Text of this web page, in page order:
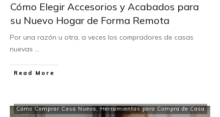
Cómo Elegir Accesorios y Acabados para
su Nuevo Hogar de Forma Remota
Por una razón u otra, a veces los compradores de casas
nuevas ...
Read More
Cómo Comprar Casa Nueva , Herramientas para Compra de Casa